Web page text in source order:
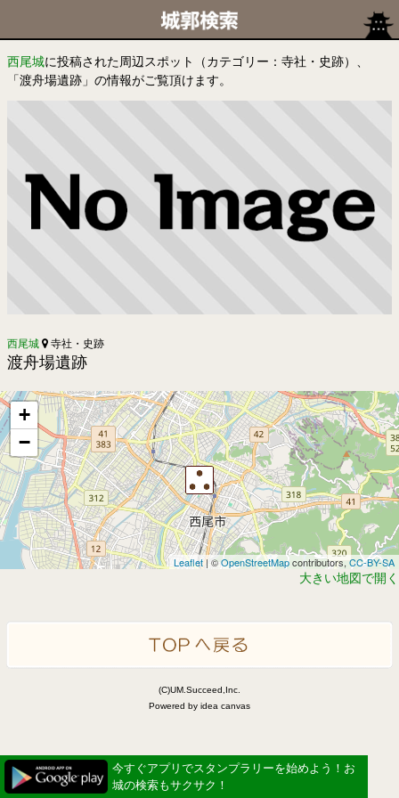
西尾城に投稿された周辺スポット（カテゴリー：寺社・史跡）、
「渡舟場遺跡」の情報がご覧頂けます。
西尾城 寺社・史跡
渡舟場遺跡
+
−
Leaflet| ©OpenStreetMapcontributors, CC-BY-SA
大きい地図で開く
(C)UM.Succeed,Inc.
Powered by idea canvas
今すぐアプリでスタンプラリーを始めよう！お
城の検索もサクサク！